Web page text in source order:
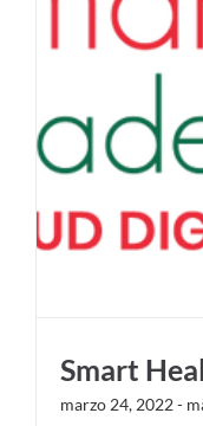
Smart
marzo 24, 2022-